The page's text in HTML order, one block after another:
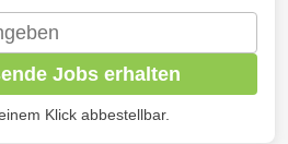
Jobs erhalten
Klick abbestellbar.